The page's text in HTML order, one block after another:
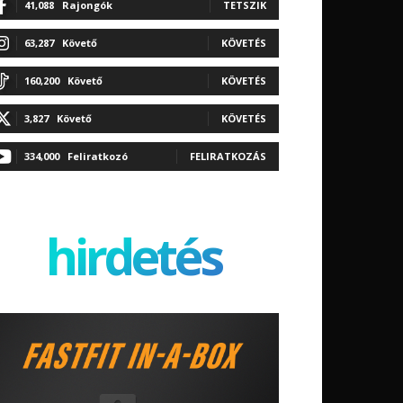
41,088 Rajongók TETSZIK
63,287 Követő KÖVETÉS
160,200 Követő KÖVETÉS
3,827 Követő KÖVETÉS
334,000 Feliratkozó FELIRATKOZÁS
hirdetés